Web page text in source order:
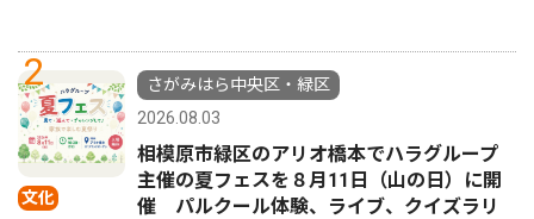
2
文化
さがみはら中央区・緑区
2026.08.03
相模原市緑区のアリオ橋本でハラグループ
主催の夏フェスを８月11日（山の日）に開
催 パルクール体験、ライブ、クイズラリ